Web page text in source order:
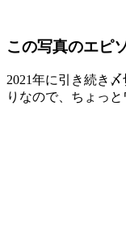
この写真のエピ
2021年に引き続き
りなので、ちょっと